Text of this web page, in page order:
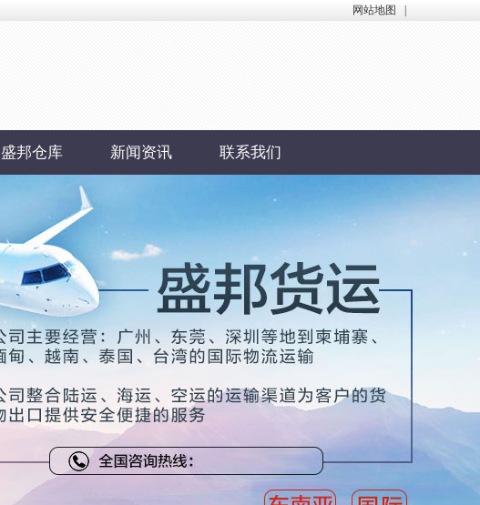
网站地图
盛邦仓库 新闻资讯 联系我们